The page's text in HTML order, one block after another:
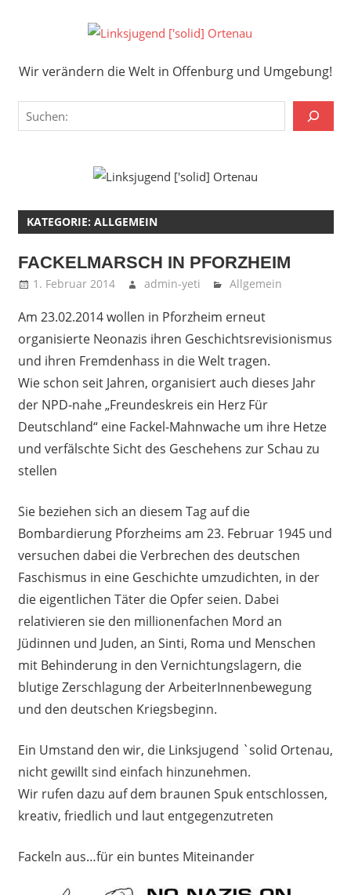
Wir verändern die Welt in Offenburg und Umgebung!
KATEGORIE: ALLGEMEIN
FACKELMARSCH IN PFORZHEIM
1. Februar 2014 admin-yeti Allgemein
Am 23.02.2014 wollen in Pforzheim erneut
organisierte Neonazis ihren Geschichtsrevisionismus
und ihren Fremdenhass in die Welt tragen.
Wie schon seit Jahren, organisiert auch dieses Jahr
der NPD-nahe „Freundeskreis ein Herz Für
Deutschland“ eine Fackel-Mahnwache um ihre Hetze
und verfälschte Sicht des Geschehens zur Schau zu
stellen
Sie beziehen sich an diesem Tag auf die
Bombardierung Pforzheims am 23. Februar 1945 und
versuchen dabei die Verbrechen des deutschen
Faschismus in eine Geschichte umzudichten, in der
die eigentlichen Täter die Opfer seien. Dabei
relativieren sie den millionenfachen Mord an
Jüdinnen und Juden, an Sinti, Roma und Menschen
mit Behinderung in den Vernichtungslagern, die
blutige Zerschlagung der ArbeiterInnenbewegung
und den deutschen Kriegsbeginn.
Ein Umstand den wir, die Linksjugend `solid Ortenau,
nicht gewillt sind einfach hinzunehmen.
Wir rufen dazu auf dem braunen Spuk entschlossen,
kreativ, friedlich und laut entgegenzutreten
Fackeln aus…für ein buntes Miteinander